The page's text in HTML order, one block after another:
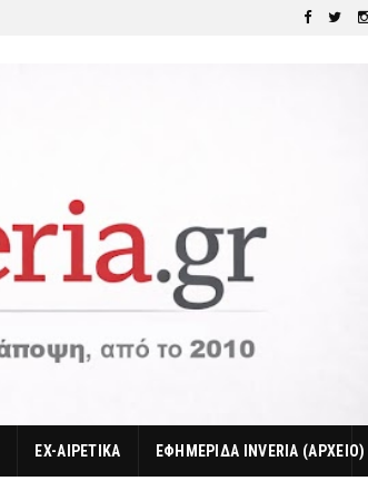
EX-ΑΙΡΕΤΙΚΑ ΕΦΗΜΕΡΙΔΑ INVERIA (ΑΡΧΕΙΟ)